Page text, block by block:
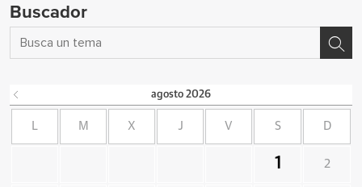
Buscador
agosto 2026
L M X J V S D
1 2